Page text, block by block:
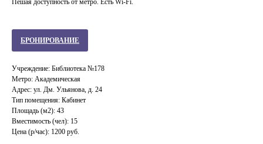
Пешая доступность от метро. Есть Wi-Fi.
БРОНИРОВАНИЕ
Учреждение: Библиотека №178
Метро: Академическая
Адрес: ул. Дм. Ульянова, д. 24
Тип помещения: Кабинет
Площадь (м2): 43
Вместимость (чел): 15
Цена (р/час): 1200 руб.